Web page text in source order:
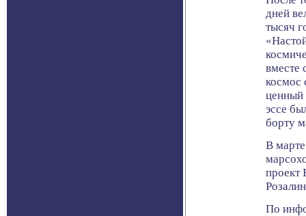
дней
тысяч
вместе
космос
ценный
эссе
борту
В
проект
По